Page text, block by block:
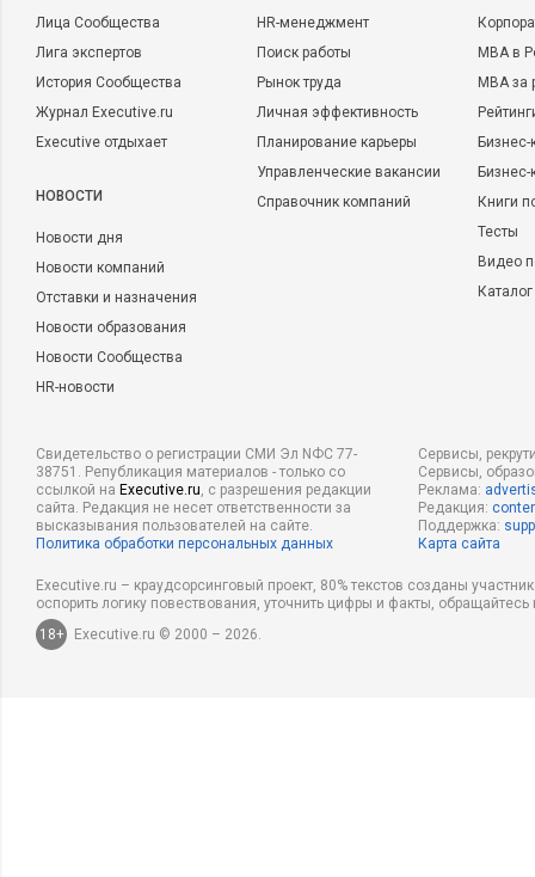
Лица Сообщества
Лига экспертов
История Сообщества
Журнал Executive.ru
Executive отдыхает
НОВОСТИ
Новости дня
Новости компаний
Отставки и назначения
Новости образования
Новости Сообщества
HR-новости
HR-менеджмент
Поиск работы
Рынок труда
Личная эффективность
Планирование карьеры
Управленческие вакансии
Справочник компаний
MBA в
MBA
Бизнес-
Книги
Тесты
Видео
Свидетельство о регистрации СМИ Эл NФС 77-
38751. Републикация материалов - только со
ссылкой на Executive.ru, с разрешения редакции
сайта. Редакция не несет ответственности за
высказывания пользователей на сайте.
Политика обработки персональных данных
Сервисы,
Сервисы,
Реклама:
Редакция:
Поддержка:
Карта сайта
Executive.ru – краудсорсинговый проект, 80% текстов созданы
оспорить логику повествования, уточнить цифры и факты,
18+
Executive.ru © 2000 – 2026.